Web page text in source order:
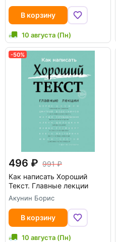
В корзину
10 августа (Пн)
-50%
496
991
Как написать Хороший
Текст. Главные лекции
Акунин Борис
В корзину
10 августа (Пн)